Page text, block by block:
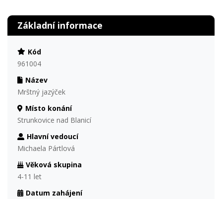
Základní informace
Kód
961004
Název
Mrštný jazýček
Místo konání
Strunkovice nad Blanicí
Hlavní vedoucí
Michaela Pártlová
Věková skupina
4-11 let
Datum zahájení